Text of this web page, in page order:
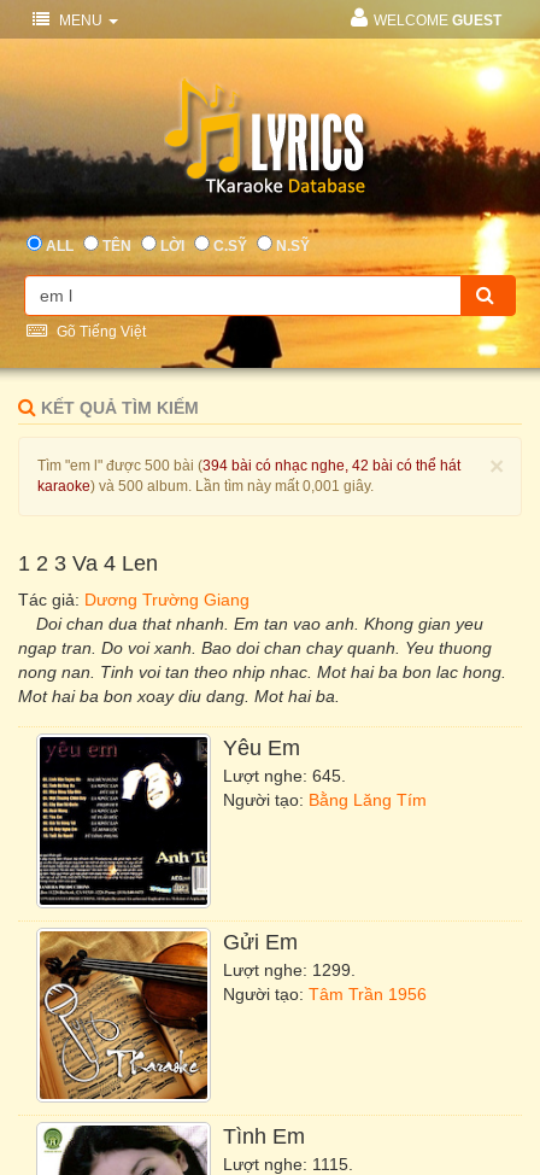
MENU WELCOME GUEST
ALL TÊN LỜI C.SỸ N.SỸ
Gõ Tiếng Việt
KẾT QUẢ TÌM KIẾM
×
Tìm "em l" được 500 bài (394 bài có nhạc nghe, 42 bài có thể hát
karaoke) và 500 album. Lần tìm này mất 0,001 giây.
1 2 3 Va 4 Len
Tác giả: Dương Trường Giang
Doi chan dua that nhanh. Em tan vao anh. Khong gian yeu
ngap tran. Do voi xanh. Bao doi chan chay quanh. Yeu thuong
nong nan. Tinh voi tan theo nhip nhac. Mot hai ba bon lac hong.
Mot hai ba bon xoay diu dang. Mot hai ba.
Yêu Em
Lượt nghe: 645.
Người tạo: Bằng Lăng Tím
Gửi Em
Lượt nghe: 1299.
Người tạo: Tâm Trần 1956
Tình Em
Lượt nghe: 1115.